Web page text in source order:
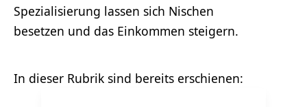
Spezialisierung lassen sich Nischen
besetzen und das Einkommen steigern.